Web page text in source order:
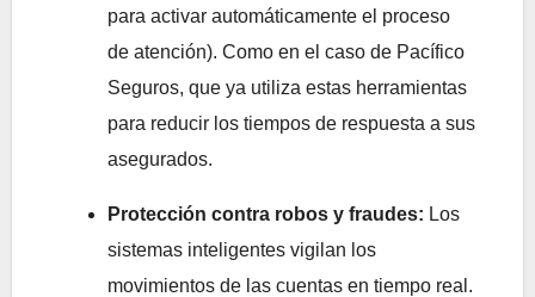
para activar automáticamente el proceso
de atención). Como en el caso de Pacífico
Seguros, que ya utiliza estas herramientas
para reducir los tiempos de respuesta a sus
asegurados.
Protección contra robos y fraudes: Los
sistemas inteligentes vigilan los
movimientos de las cuentas en tiempo real.